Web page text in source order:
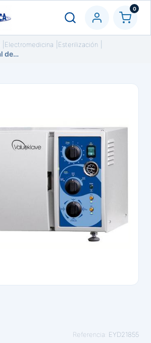
0
Electromedicina Esterilización
Autoclave horizontal de 7.5 litros con 3 bandejas TUTTNAUER
Referencia: EYD21855